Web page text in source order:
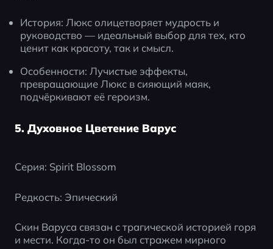
История: Люкс олицетворяет мудрость и
руководство — идеальный выбор для тех, кто
ценит как красоту, так и смысл.
Особенности: Лучистые эффекты,
превращающие Люкс в сияющий маяк,
подчёркивают её героизм.
5. Духовное Цветение Варус
Серия: Spirit Blossom
Редкость: Эпический
Скин Варуса связан с трагической историей горя
и мести. Когда-то он был стражем мирного